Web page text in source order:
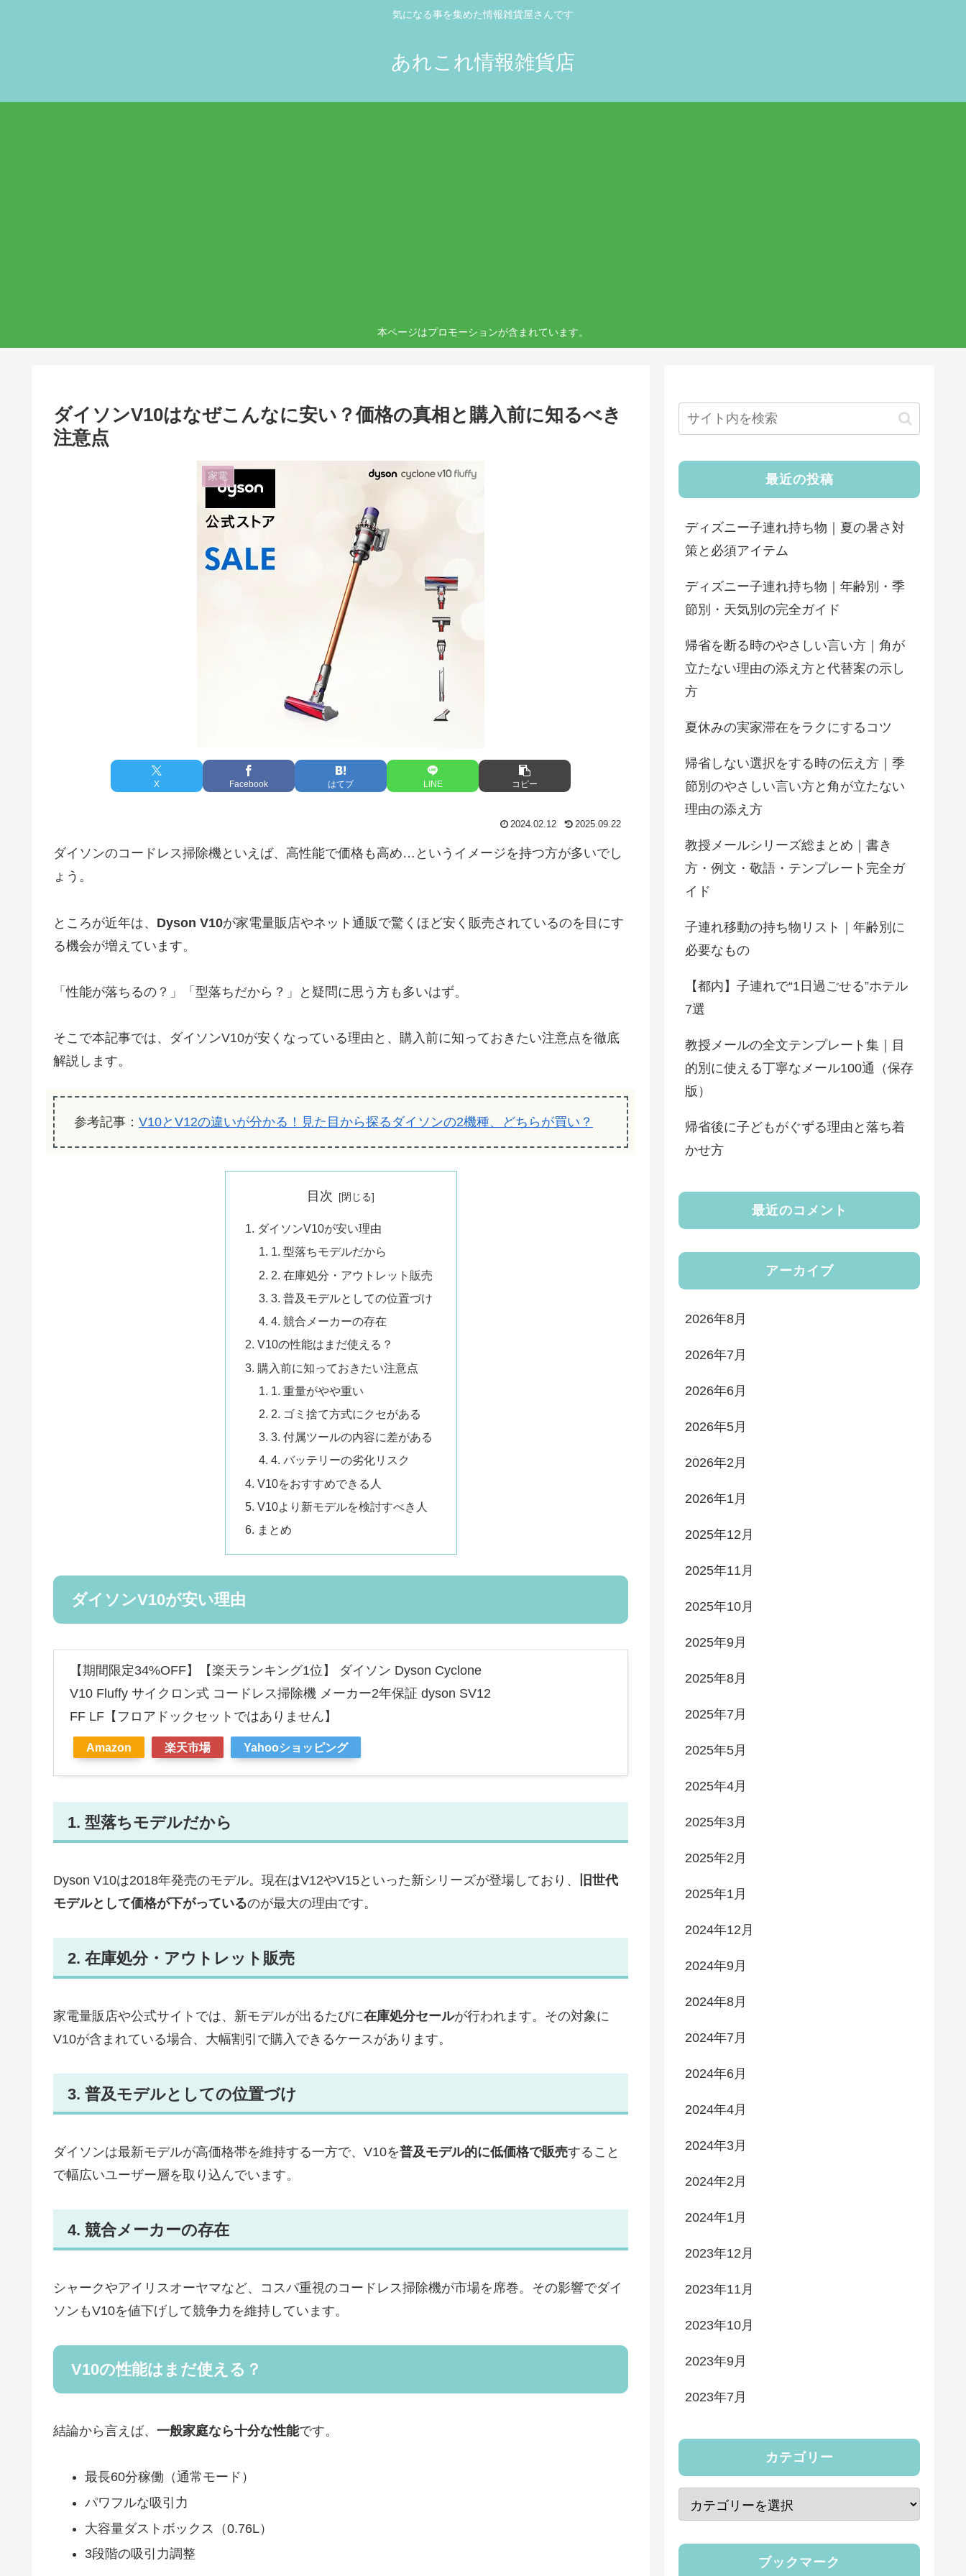
気になる事を集めた情報雑貨屋さんです
あれこれ情報雑貨店
本ページはプロモーションが含まれています。
ダイソンV10はなぜこんなに安い？価格の真相と購入前に知るべき
注意点
家電
X Facebook はてブ LINE コピー
2024.02.12 2025.09.22
ダイソンのコードレス掃除機といえば、高性能で価格も高め…というイメージを持つ方が多いでし
ょう。
ところが近年は、 Dyson V10が家電量販店やネット通販で驚くほど安く販売されているのを目にす
る機会が増えています。
「性能が落ちるの？」「型落ちだから？」と疑問に思う方も多いはず。
そこで本記事では、ダイソンV10が安くなっている理由と、購入前に知っておきたい注意点を徹底
解説します。
参考記事： V10とV12の違いが分かる！見た目から探るダイソンの2機種、どちらが買い？
目次
ダイソンV10が安い理由
1. 型落ちモデルだから
2. 在庫処分・アウトレット販売
3. 普及モデルとしての位置づけ
4. 競合メーカーの存在
V10の性能はまだ使える？
購入前に知っておきたい注意点
1. 重量がやや重い
2. ゴミ捨て方式にクセがある
3. 付属ツールの内容に差がある
4. バッテリーの劣化リスク
V10をおすすめできる人
V10より新モデルを検討すべき人
まとめ
ダイソンV10が安い理由
【期間限定34%OFF】【楽天ランキング1位】 ダイソン Dyson Cyclone
V10 Fluffy サイクロン式 コードレス掃除機 メーカー2年保証 dyson SV12
FF LF【フロアドックセットではありません】
Amazon 楽天市場 Yahooショッピング
1. 型落ちモデルだから
Dyson V10は2018年発売のモデル。現在はV12やV15といった新シリーズが登場しており、
旧世代
モデルとして価格が下がっているのが最大の理由です。
2. 在庫処分・アウトレット販売
家電量販店や公式サイトでは、新モデルが出るたびに在庫処分セールが行われます。その対象に
V10が含まれている場合、大幅割引で購入できるケースがあります。
3. 普及モデルとしての位置づけ
ダイソンは最新モデルが高価格帯を維持する一方で、V10を普及モデル的に低価格で販売すること
で幅広いユーザー層を取り込んでいます。
4. 競合メーカーの存在
シャークやアイリスオーヤマなど、コスパ重視のコードレス掃除機が市場を席巻。その影響でダイ
ソンもV10を値下げして競争力を維持しています。
V10の性能はまだ使える？
結論から言えば、 一般家庭なら十分な性能です。
最長60分稼働（通常モード）
パワフルな吸引力
大容量ダストボックス（0.76L）
3段階の吸引力調整
最近の投稿
ディズニー子連れ持ち物｜夏の暑さ対
策と必須アイテム
ディズニー子連れ持ち物｜年齢別・季
節別・天気別の完全ガイド
帰省を断る時のやさしい言い方｜角が
立たない理由の添え方と代替案の示し
方
夏休みの実家滞在をラクにするコツ
帰省しない選択をする時の伝え方｜季
節別のやさしい言い方と角が立たない
理由の添え方
教授メールシリーズ総まとめ｜書き
方・例文・敬語・テンプレート完全ガ
イド
子連れ移動の持ち物リスト｜年齢別に
必要なもの
【都内】子連れで“1日過ごせる”ホテル
7選
教授メールの全文テンプレート集｜目
的別に使える丁寧なメール100通（保存
版）
帰省後に子どもがぐずる理由と落ち着
かせ方
最近のコメント
アーカイブ
2026年8月
2026年7月
2026年6月
2026年5月
2026年2月
2026年1月
2025年12月
2025年11月
2025年10月
2025年9月
2025年8月
2025年7月
2025年5月
2025年4月
2025年3月
2025年2月
2025年1月
2024年12月
2024年9月
2024年8月
2024年7月
2024年6月
2024年4月
2024年3月
2024年2月
2024年1月
2023年12月
2023年11月
2023年10月
2023年9月
2023年7月
カテゴリー
ブックマーク